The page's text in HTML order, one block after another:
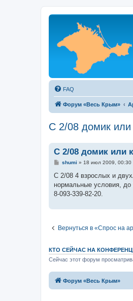
FAQ
Форум «Весь Крым»
C 2/08 домик
C 2/08 домик или
С
о
щ
е
е
shumi » 18 июл 2009, 00:30
С 2/08 4 взрослых и
нормальные условия, до
8-093-339-82-20.
Вернуться в «Спрос на
КТО СЕЙЧАС НА
Сейчас этот форум
Форум «Весь Крым»